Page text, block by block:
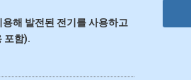
해 발전된 전기를 사용하고
포함).